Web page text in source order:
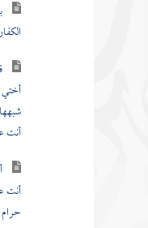
أنت
أنت